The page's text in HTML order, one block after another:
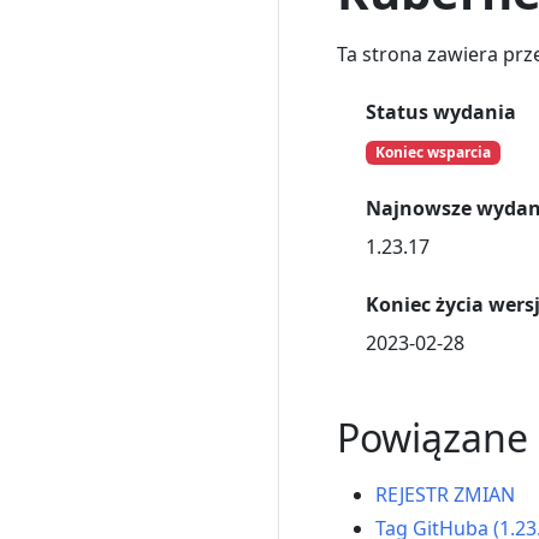
Ta strona zawiera
Status wydania
Koniec wsparcia
Najnowsze
1.23.17
Koniec życia
2023-02-28
REJESTR ZMIAN
Tag GitHuba